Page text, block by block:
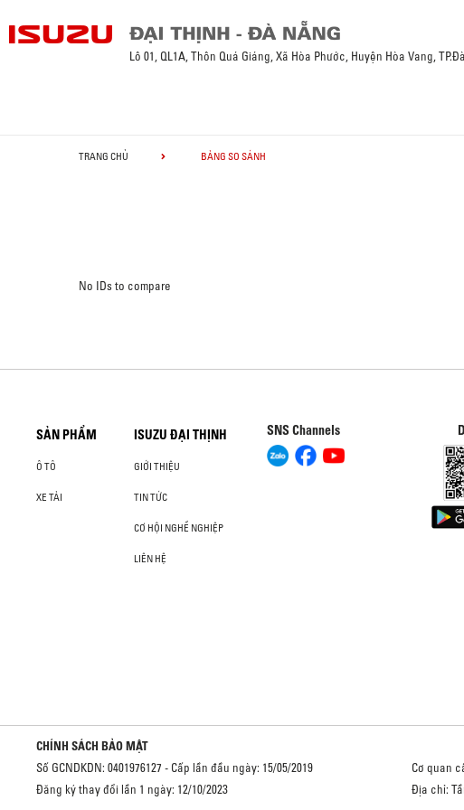
Lô 01, QL1A, Thôn Quá Giáng, Xã Hòa Phước, Huyện Hòa Vang,
TRANG CHỦ BẢNG SO SÁNH
No IDs to compare
SẢN PHẨM
Ô TÔ
XE TẢI
ISUZU ĐẠI THỊNH
GIỚI THIỆU
TIN TỨC
CƠ HỘI NGHỀ NGHIỆP
LIÊN HỆ
SNS Channels
CHÍNH SÁCH BẢO MẬT
Số GCNDKDN: 0401976127 - Cấp lần đầu ngày: 15/05/2019
Đăng ký thay đổi lần 1 ngày: 12/10/2023
Cơ quan
Địa chỉ: